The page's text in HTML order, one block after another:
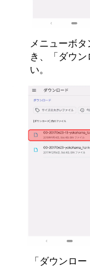
メニューボ
き、「ダウ
い。
「ダウンロ